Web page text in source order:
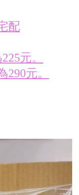
配
元。
元。